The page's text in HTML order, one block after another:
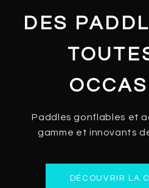
DES
Paddles gonflables et
gamme et innovants
DÉCOUVRIR LA